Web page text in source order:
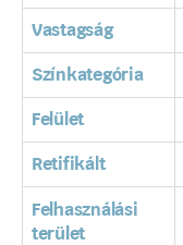
Vastagság
Színkategória
Felület
Retifikált
Felhasználási
terület